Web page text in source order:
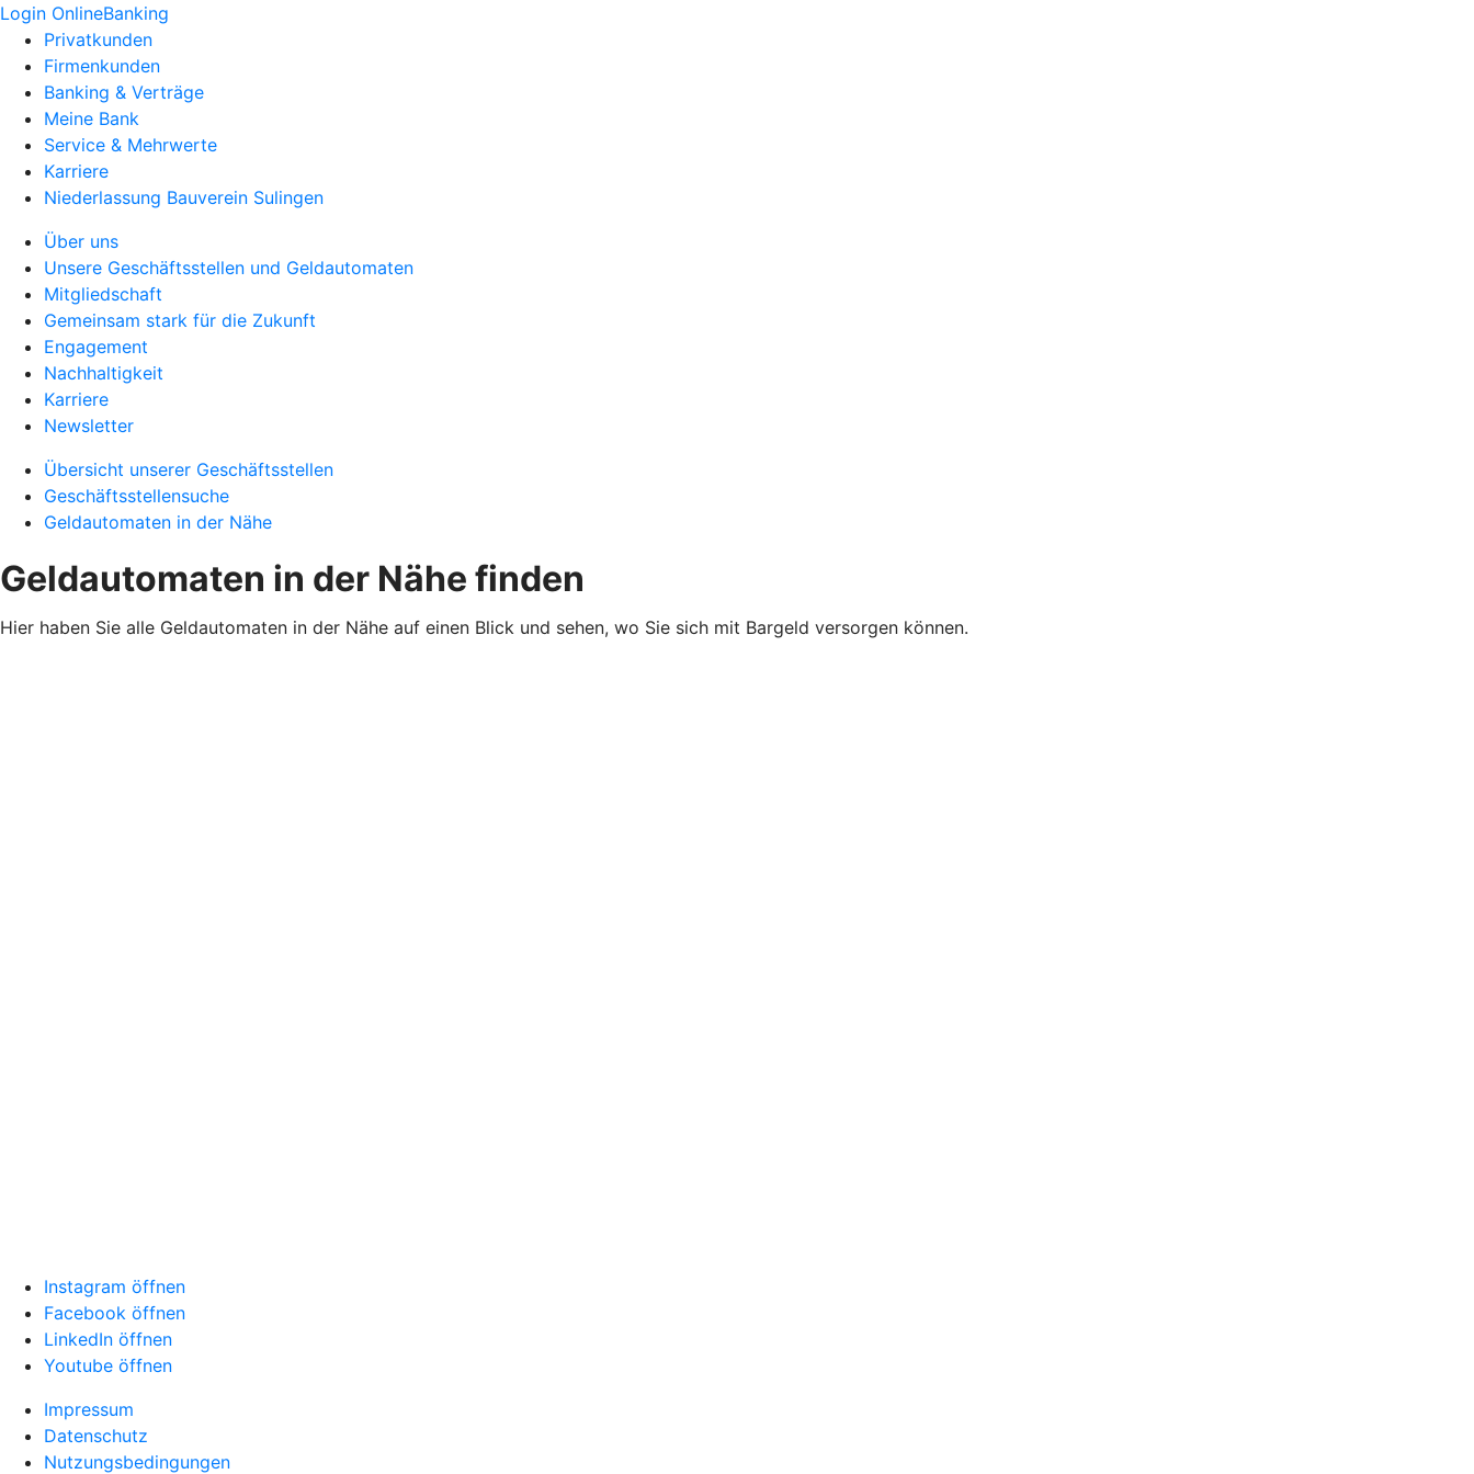
Login OnlineBanking
Privatkunden
Firmenkunden
Banking & Verträge
Meine Bank
Service & Mehrwerte
Karriere
Niederlassung Bauverein Sulingen
Über uns
Unsere Geschäftsstellen und Geldautomaten
Mitgliedschaft
Gemeinsam stark für die Zukunft
Engagement
Nachhaltigkeit
Karriere
Newsletter
Übersicht unserer Geschäftsstellen
Geschäftsstellensuche
Geldautomaten in der Nähe
Geldautomaten in der Nähe finden
Hier haben Sie alle Geldautomaten in der Nähe auf einen Blick und sehen, wo Sie sich mit Bargeld versorgen können.
Instagram öffnen
Facebook öffnen
LinkedIn öffnen
Youtube öffnen
Impressum
Datenschutz
Nutzungsbedingungen